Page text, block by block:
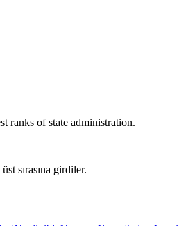
ranks of state administration.
sırasına girdiler.